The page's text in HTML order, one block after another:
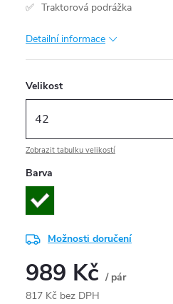
Traktorová podrážka
Detailní informace
Velikost
Zobrazit tabulku velikostí
Barva
Možnosti doručení
989 Kč / pár
817 Kč bez DPH